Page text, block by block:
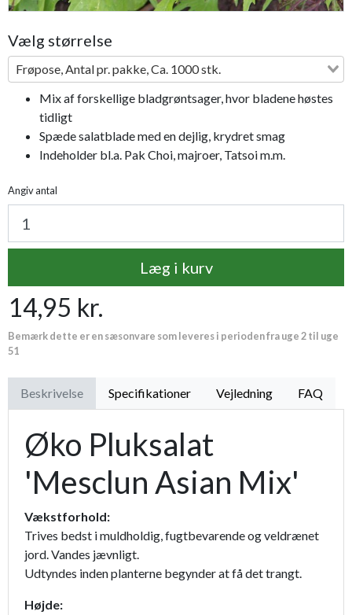
Vælg størrelse
Frøpose, Antal pr. pakke, Ca. 1000 stk.
Mix af forskellige bladgrøntsager, hvor bladene høstes
tidligt
Spæde salatblade med en dejlig, krydret smag
Indeholder bl.a. Pak Choi, majroer, Tatsoi m.m.
Angiv antal
Læg i kurv
14,95 kr.
Bemærk dette er en sæsonvare som leveres i perioden fra uge 2 til uge
51
Beskrivelse Specifikationer Vejledning FAQ
Øko Pluksalat
'Mesclun Asian Mix'
Vækstforhold:
Trives bedst i muldholdig, fugtbevarende og veldrænet
jord. Vandes jævnligt.
Udtyndes inden planterne begynder at få det trangt.
Højde: